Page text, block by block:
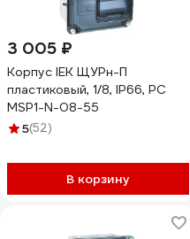
3 005 ₽
Корпус IEK ЩУРн-П
пластиковый, 1/8, IP66, PC
MSP1-N-08-55
5(52)
В корзину